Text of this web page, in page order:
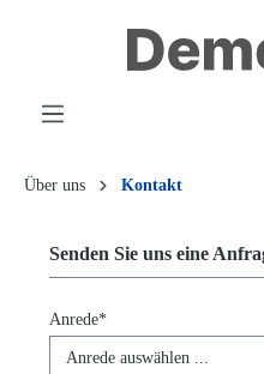
Über uns Kontakt
Senden Sie uns eine
Anrede*